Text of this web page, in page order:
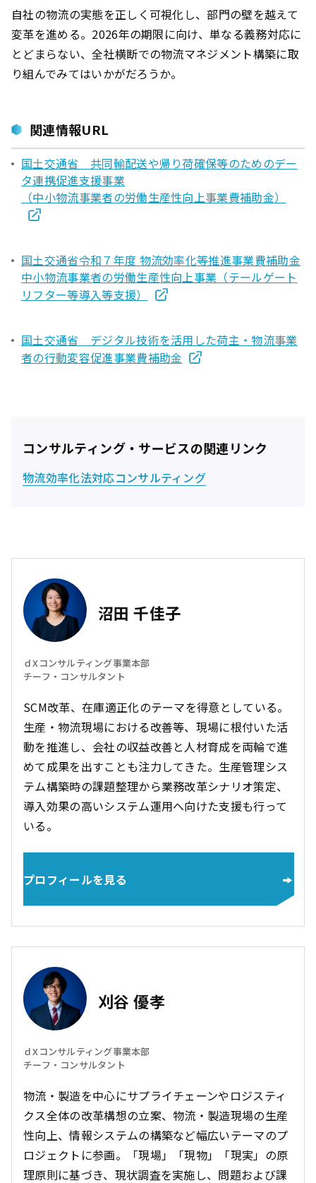
自社の物流の実態を正しく可視化し、部門の壁を越えて
変革を進める。2026年の期限に向け、単なる義務対応に
とどまらない、全社横断での物流マネジメント構築に取
り組んでみてはいかがだろうか。
関連情報URL
国土交通省 共同輸配送や帰り荷確保等のためのデー
タ連携促進支援事業
（中小物流事業者の労働生産性向上事業費補助金）
国土交通省令和７年度 物流効率化等推進事業費補助金
中小物流事業者の労働生産性向上事業（テールゲート
リフター等導入等支援）
国土交通省 デジタル技術を活用した荷主・物流事業
者の行動変容促進事業費補助金
コンサルティング・サービスの関連リンク
物流効率化法対応コンサルティング
沼田 千佳子
ｄXコンサルティング事業本部
チーフ・コンサルタント
SCM改革、在庫適正化のテーマを得意としている。
生産・物流現場における改善等、現場に根付いた活
動を推進し、会社の収益改善と人材育成を両輪で進
めて成果を出すことも注力してきた。生産管理シス
テム構築時の課題整理から業務改革シナリオ策定、
導入効果の高いシステム運用へ向けた支援も行って
いる。
プロフィールを見る
刈谷 優孝
ｄXコンサルティング事業本部
チーフ・コンサルタント
物流・製造を中心にサプライチェーンやロジスティ
クス全体の改革構想の立案、物流・製造現場の生産
性向上、情報システムの構築など幅広いテーマのプ
ロジェクトに参画。「現場」「現物」「現実」の原
理原則に基づき、現状調査を実施し、問題および課